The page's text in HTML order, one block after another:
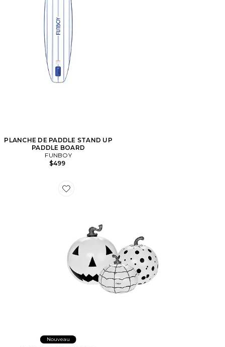
PLANCHE DE PADDLE STAND UP
PADDLE BOARD
FUNBOY
$499
Favorite LOT DE 3 CITROUILLES GONFLABLES
Nouveau